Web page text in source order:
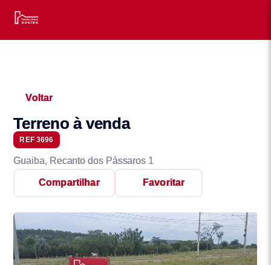
Voltar
Terreno à venda
REF 3696
Guaiba, Recanto dos Pássaros 1
Compartilhar Favoritar